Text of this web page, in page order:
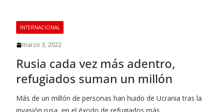
INTERNACIONAL
marzo 3, 2022
Rusia cada vez más adentro,
refugiados suman un millón
Más de un millón de personas han huido de Ucrania tras la